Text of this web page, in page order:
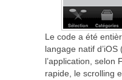
Le code a été
langage natif
l’application, selon
rapide, le scrolling